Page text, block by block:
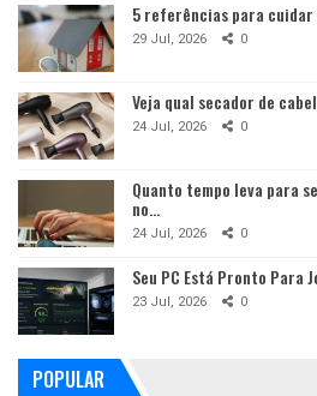
5 referências para
29 Jul, 2026 0
Veja qual secador de
24 Jul, 2026 0
Quanto tempo leva para
no…
24 Jul, 2026 0
Seu PC Está Pronto Para
23 Jul, 2026 0
POPULAR